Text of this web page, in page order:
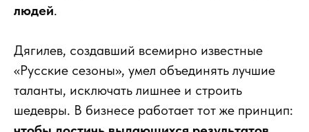
людей.
Дягилев, создавший всемирно известные
«Русские сезоны», умел объединять лучшие
таланты, исключать лишнее и строить
шедевры. В бизнесе работает тот же принцип: